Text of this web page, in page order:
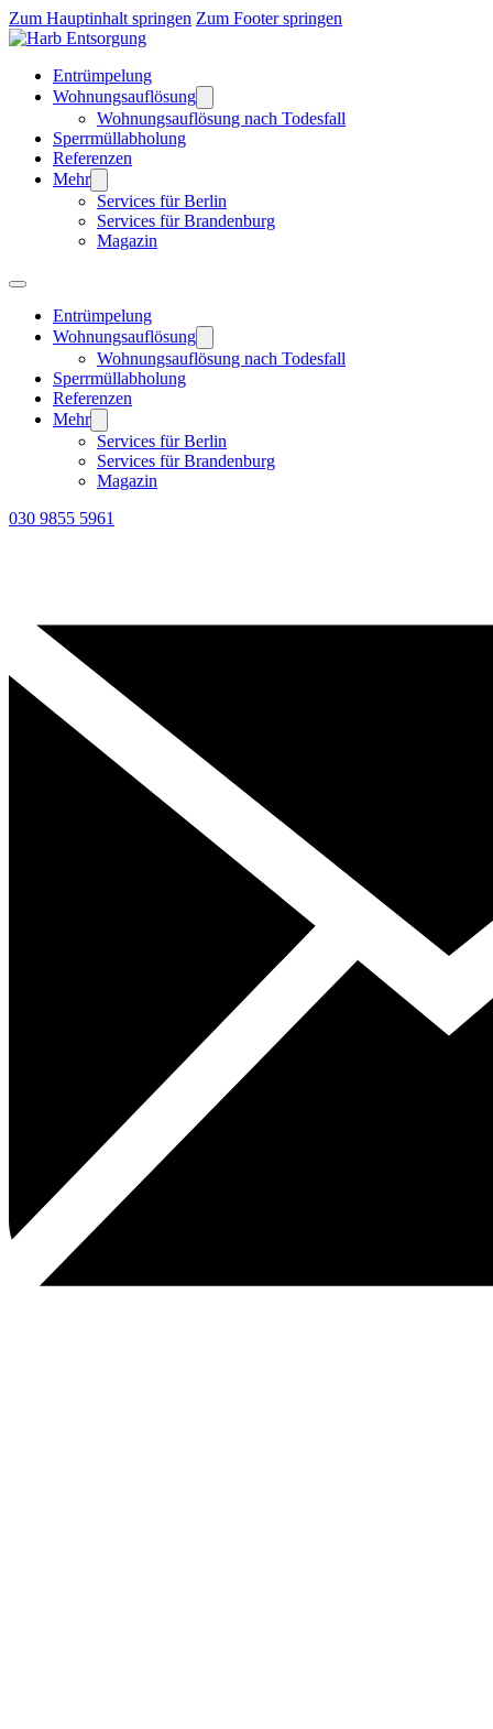
Zum Hauptinhalt springen Zum Footer springen
Entrümpelung
Wohnungsauflösung
Wohnungsauflösung nach Todesfall
Sperrmüllabholung
Referenzen
Mehr
Services für Berlin
Services für Brandenburg
Magazin
Entrümpelung
Wohnungsauflösung
Wohnungsauflösung nach Todesfall
Sperrmüllabholung
Referenzen
Mehr
Services für Berlin
Services für Brandenburg
Magazin
030 9855 5961